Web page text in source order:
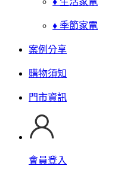
♦ 季節家電
案例分享
購物須知
門市資訊
會員登入